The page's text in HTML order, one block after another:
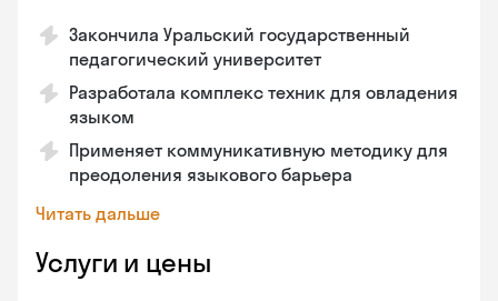
Закончила Уральский государственный
педагогический университет
Разработала комплекс техник для овладения
языком
Применяет коммуникативную методику для
преодоления языкового барьера
Читать дальше
Услуги и цены